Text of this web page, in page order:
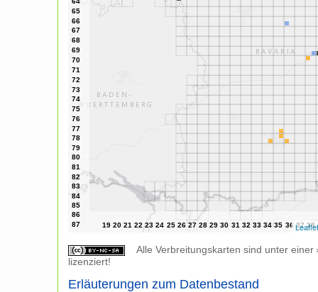
Leaflet
Alle Verbreitungskarten sind unter einer
lizenziert!
Erläuterungen zum Datenbestand